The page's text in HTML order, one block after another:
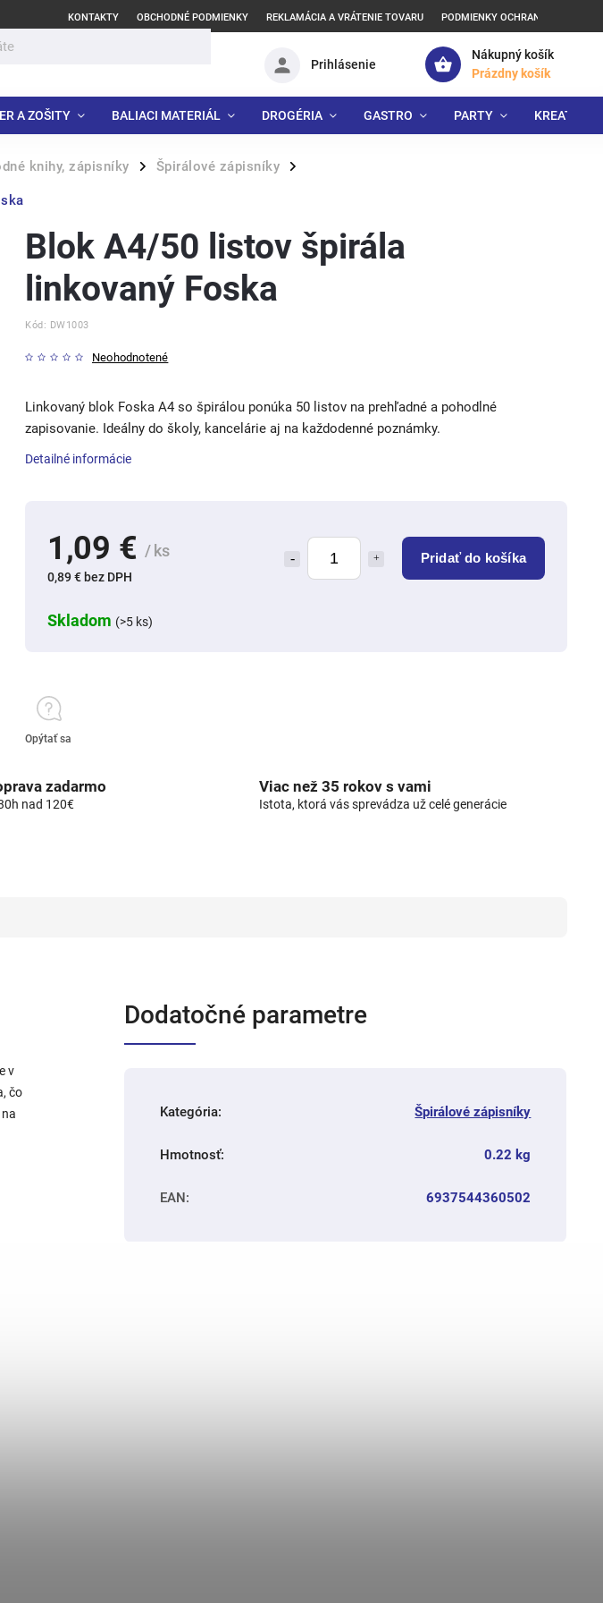
KONTAKTY OBCHODNÉ PODMIENKY REKLAMÁCIA A VRÁTENIE TOVARU PODMIENKY OCHRANY
Nákupný košík
Prázdny košík
Prihlásenie
A ZOŠITY BALIACI MATERIÁL DROGÉRIA GASTRO PARTY
knihy, zápisníky / Špirálové zápisníky
/
1,09 € / ks
0,89 € bez DPH
Pridať do košíka
Skladom (>5 ks)
Blok A4/50 listov špirála
linkovaný Foska
Kód: DW1003
Neohodnotené
Linkovaný blok Foska A4 so špirálou ponúka 50 listov na prehľadné a pohodlné
zapisovanie. Ideálny do školy, kancelárie aj na každodenné poznámky.
Detailné informácie
Opýtať sa
zadarmo
nad 120€
Viac než 35 rokov s vami
Istota, ktorá vás sprevádza už celé generácie
v
čo
Dodatočné parametre
Kategória: Špirálové zápisníky
Hmotnosť: 0.22 kg
EAN: 6937544360502